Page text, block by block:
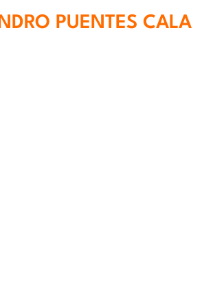
PUENTES CALA